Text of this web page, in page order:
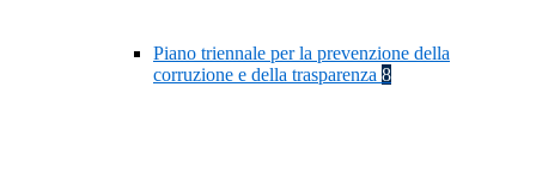
Piano triennale per la prevenzione della
corruzione e della trasparenza 8